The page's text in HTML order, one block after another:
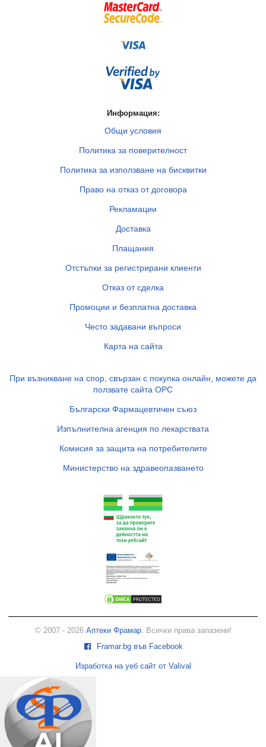
Информация:
Общи условия
Политика за поверителност
Политика за използване на бисквитки
Право на отказ от договора
Рекламации
Доставка
Плащания
Отстъпки за регистрирани клиенти
Отказ от сделка
Промоции и безплатна доставка
Често задавани въпроси
Карта на сайта
При възникване на спор, свързан с покупка онлайн, можете да
ползвате сайта ОРС
Български Фармацевтичен съюз
Изпълнителна агенция по лекарствата
Комисия за защита на потребителите
Министерство на здравеопазването
© 2007 - 2026 Аптеки Фрамар. Всички права запазени!
Framar.bg във Facebook
Изработка на уеб сайт от Valival